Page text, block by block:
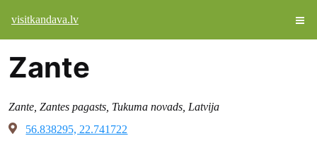
visitkandava.lv
Zante
Zante, Zantes pagasts, Tukuma novads, Latvija
56.838295, 22.741722